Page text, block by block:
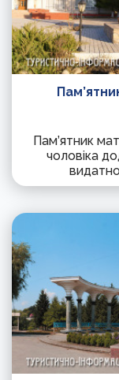
Пам’ятник
чоловіка